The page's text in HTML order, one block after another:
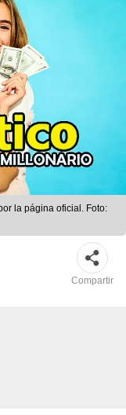
la página oficial. Foto:
Compartir